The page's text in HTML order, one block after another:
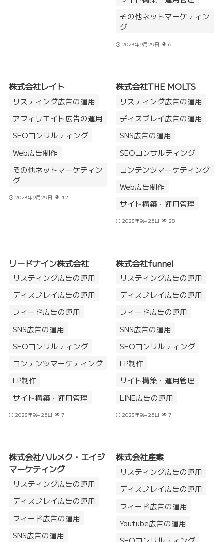
その他ネットマーケティン
グ
2023年9月29日 6
株式会社レイト
リスティング広告の運用
アフィリエイト広告の運用
SEOコンサルティング
Web広告制作
その他ネットマーケティン
グ
2023年9月29日 12
株式会社THE MOLTS
リスティング広告の運用
ディスプレイ広告の運用
SNS広告の運用
SEOコンサルティング
コンテンツマーケティング
Web広告制作
サイト構築・運用管理
2023年9月25日 28
リードナイン株式会社
リスティング広告の運用
ディスプレイ広告の運用
フィード広告の運用
SNS広告の運用
SEOコンサルティング
コンテンツマーケティング
LP制作
サイト構築・運用管理
2023年9月25日 7
株式会社funnel
リスティング広告の運用
ディスプレイ広告の運用
フィード広告の運用
SNS広告の運用
SEOコンサルティング
LP制作
サイト構築・運用管理
LINE広告の運用
2023年9月25日 7
株式会社ハルメク・エイジ
マーケティング
リスティング広告の運用
ディスプレイ広告の運用
フィード広告の運用
SNS広告の運用
株式会社産案
リスティング広告の運用
ディスプレイ広告の運用
フィード広告の運用
Youtube広告の運用
SEOコンサルティング